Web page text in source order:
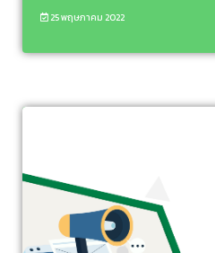
25 พฤษภาคม 2022